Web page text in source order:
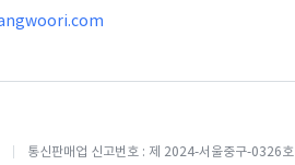
통신판매업 신고번호 : 제 2024-서울중구-0326호